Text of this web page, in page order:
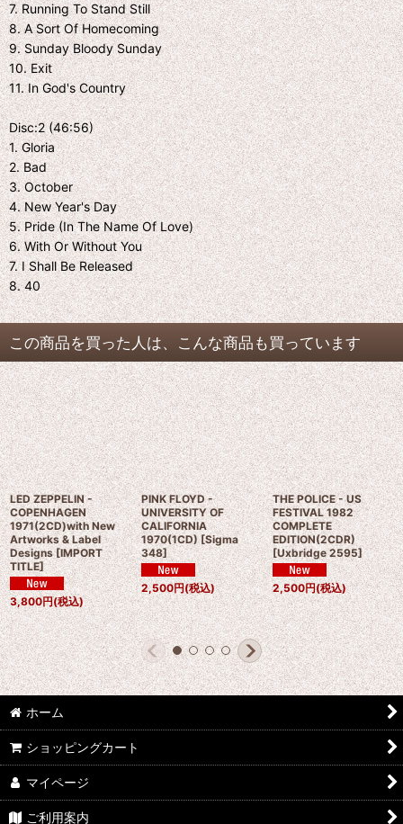
7. Running To Stand Still
8. A Sort Of Homecoming
9. Sunday Bloody Sunday
10. Exit
11. In God's Country
Disc:2 (46:56)
1. Gloria
2. Bad
3. October
4. New Year's Day
5. Pride (In The Name Of Love)
6. With Or Without You
7. I Shall Be Released
8. 40
この商品を買った人は、こんな商品も買っています
LED ZEPPELIN -
COPENHAGEN
1971(2CD)with New
Artworks & Label
Designs [IMPORT
TITLE]
3,800円(税込)
PINK FLOYD -
UNIVERSITY OF
CALIFORNIA
1970(1CD) [Sigma
348]
2,500円(税込)
THE POLICE - US
FESTIVAL 1982
COMPLETE
EDITION(2CDR)
[Uxbridge 2595]
2,500円(税込)
ホーム
ショッピングカート
マイページ
ご利用案内